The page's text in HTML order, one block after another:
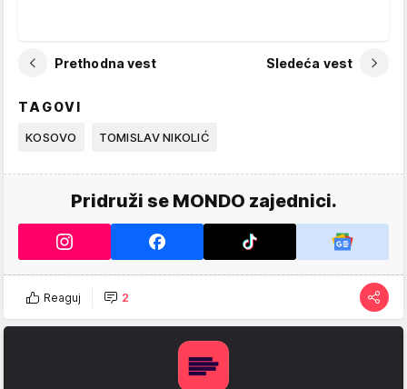
Prethodna vest Sledeća vest
TAGOVI
KOSOVO TOMISLAV NIKOLIĆ
Pridruži se MONDO zajednici.
Reaguj 2